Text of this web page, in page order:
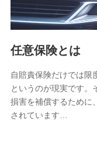
報。例として、d
構成、住所、dポ
含まれます。
当社又は株式会
又は株式会社
約状態・ご利用
る情報、アプリ
購入されたサー
する情報、アン
任意保険とは
自賠責保険だけでは限
というのが現実です。
損害を補償するために
されています…